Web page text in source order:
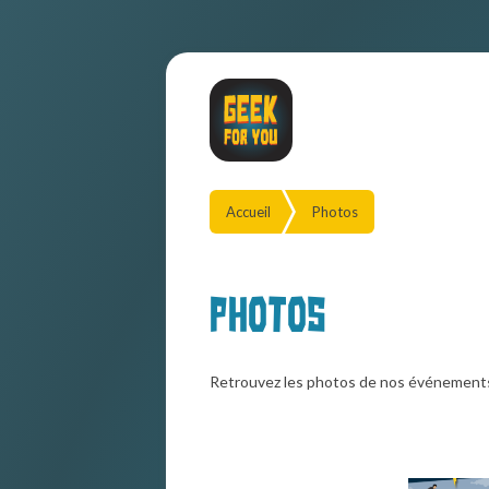
Accueil Photos
Photos
Retrouvez les photos de nos